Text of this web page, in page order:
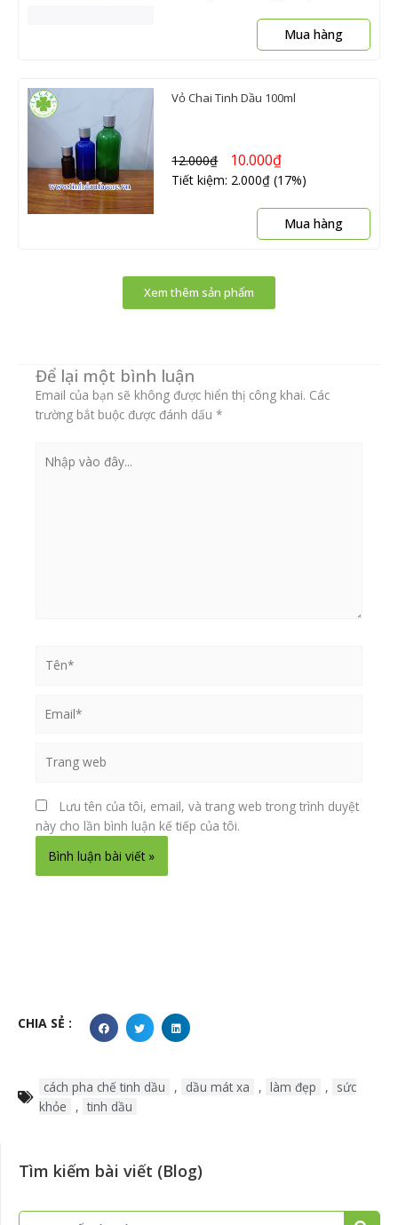
Mua hàng
Vỏ Chai Tinh Dầu 100ml
12.000₫ 10.000₫
Tiết kiệm: 2.000₫ (17%)
Mua hàng
Xem thêm sản phẩm
Để lại một bình luận
Email của bạn sẽ không được hiển thị công khai. Các
trường bắt buộc được đánh dấu *
vào
web
Lưu tên của tôi, email, và trang web trong trình duyệt
này cho lần bình luận kế tiếp của tôi.
CHIA SẺ :
cách pha chế tinh dầu , dầu mát xa , làm đẹp , sức
khỏe
, tinh dầu
Tìm kiếm bài viết (Blog)
Tìm